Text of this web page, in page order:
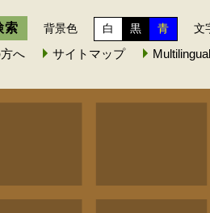
背景色 白 黒 青 文
へ サイトマップ